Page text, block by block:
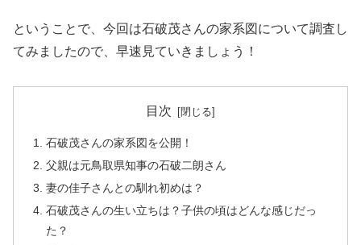
ということで、今回は石破茂さんの家系図について調査し
てみましたので、早速見ていきましょう！
目次
石破茂さんの家系図を公開！
父親は元鳥取県知事の石破二朗さん
妻の佳子さんとの馴れ初めは？
石破茂さんの生い立ちは？子供の頃はどんな感じだっ
た？